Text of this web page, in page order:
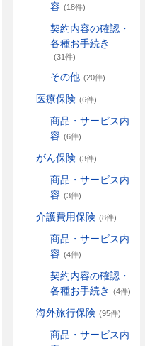
容 (18件)
契約内容の確認・
各種お手続き
(31件)
その他 (20件)
医療保険 (6件)
商品・サービス内
容 (6件)
がん保険 (3件)
商品・サービス内
容 (3件)
介護費用保険 (8件)
商品・サービス内
容 (4件)
契約内容の確認・
各種お手続き
(4件)
海外旅行保険 (95件)
商品・サービス内